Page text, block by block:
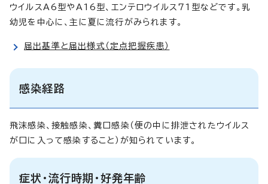
ウイルスA6型やA16型、エンテロウイルス71型などです。乳
幼児を中心に、主に夏に流行がみられます。
届出基準と届出様式（定点把握疾患）
感染経路
飛沫感染、接触感染、糞口感染（便の中に排泄されたウイルス
が口に入って感染すること）が知られています。
症状・流行時期・好発年齢